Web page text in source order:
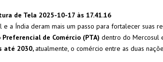
e a Índia deram mais um passo para fortalecer suas
Preferencial de Comércio (PTA) dentro do Mercosul
até 2030, atualmente, o comércio entre as duas